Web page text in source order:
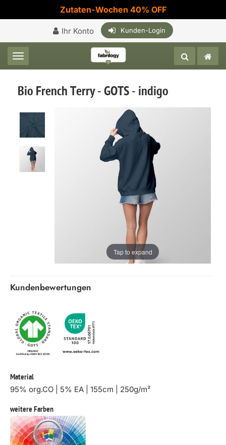
Zutaten-Wochen 40% OFF
Ihr Konto Kunden-Login
Toggle navigation
Bio French Terry - GOTS - indigo
Tap to expand
Kundenbewertungen
Material
95% org.CO | 5% EA | 155cm | 250g/m²
weitere Farben